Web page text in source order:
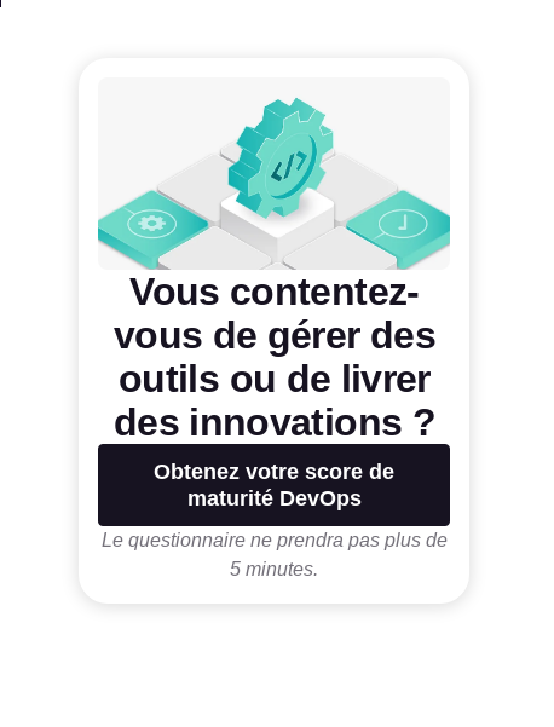
Vous contentez-
vous de gérer des
outils ou de livrer
des innovations ?
Obtenez votre score de
maturité DevOps
Le questionnaire ne prendra pas plus de
5 minutes.